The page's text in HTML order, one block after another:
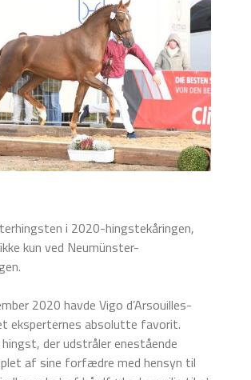
i 2020-hingstekåringen,
kun ved Neumünster-
2020 havde Vigo d’Arsouilles-
eksperternes absolutte favorit.
der udstråler enestående
af sine forfædre med hensyn til